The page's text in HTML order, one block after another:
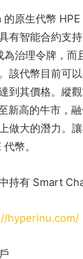
原生代幣
有智能合約支
為治理令牌，
該代幣目前可
到其價格。 縱
新高的牛市，
做大的潛力。
幣。
持有 Smart
//hyperinu.com/